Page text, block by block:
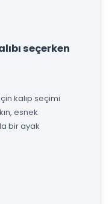
seçerken
kalıp seçimi
esnek
bir ayak